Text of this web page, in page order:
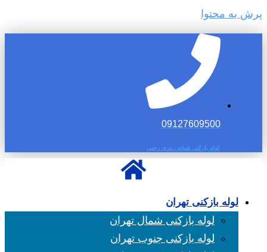
پرش به محتوا
09127609500
لوله بازکنی شبانه روزی رجبی
لوله بازکنی تهران
لوله بازکنی شمال تهران
لوله بازکنی جنوب تهران